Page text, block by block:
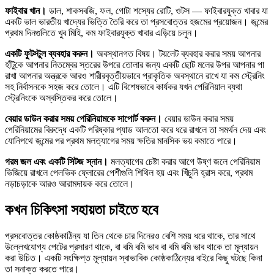
ফাইবার খান। ডাল, শাকসবজি, ফল, গোটা শস্যের রোটি, ওটস — ফাইবারযুক্ত খাবার যা
একটি ভাল ভারতীয় খাদ্যের ভিত্তি তৈরি করে তা প্রসবোত্তর হজমের প্রয়োজন। জন্মের
প্রথম দিনগুলিতে খুব মিহি, কম ফাইবারযুক্ত খাবার এড়িয়ে চলুন।
একটি ফুটস্টুল ব্যবহার করুন। অবস্থানগত বিষয়। টয়লেট ব্যবহার করার সময় আপনার
হাঁটুকে আপনার নিতম্বের স্তরের উপরে তোলার জন্য একটি ছোট মলের উপর আপনার পা
রাখা আপনার অন্ত্রকে আরও শারীরবৃত্তীয়ভাবে প্রাকৃতিক অবস্থানে রাখে যা কম স্ট্রেনিং
সহ নির্বাসনকে সহজ করে তোলে। এটি বিশেষভাবে কার্যকর যখন পেরিনিয়াল ব্যথা
স্ট্রেনিংকে অস্বস্তিকর করে তোলে।
বেয়ার ডাউন করার সময় পেরিনিয়ামকে সাপোর্ট করুন। বেয়ার ডাউন করার সময়
পেরিনিয়ামের বিরুদ্ধে একটি পরিষ্কার প্যাড আলতো করে ধরে রাখলে তা সমর্থন দেয় এবং
যোনিপথে জন্মের পর প্রথম মলত্যাগের সময় ক্ষতির মানসিক ভয় কমাতে পারে।
গরম জল এবং একটি সিটজ স্নান। মলত্যাগের চেষ্টা করার আগে উষ্ণ জলে পেরিনিয়াম
ভিজিয়ে রাখলে পেলভিক ফ্লোরের পেশীগুলি শিথিল হয় এবং খিঁচুনি হ্রাস করে, প্রথম
নড়াচড়াকে আরও আরামদায়ক করে তোলে।
কখন চিকিৎসা সহায়তা চাইতে হবে
প্রসবোত্তর কোষ্ঠকাঠিন্য যা তিন থেকে চার দিনেরও বেশি সময় ধরে থাকে, তার সাথে
উল্লেখযোগ্য পেটের প্রসারণ থাকে, বা বমি বমি ভাব বা বমি বমি ভাব থাকে তা মূল্যায়ন
করা উচিত। একটি সংক্ষিপ্ত মূল্যায়ন স্বাভাবিক কোষ্ঠকাঠিন্যের বাইরে কিছু ঘটছে কিনা
তা সনাক্ত করতে পারে।